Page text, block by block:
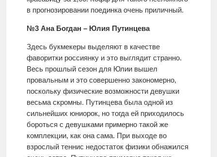
в прогнозировании поединка очень приличный.
№3 Ана Богдан – Юлия Путинцева
Здесь букмекеры выделяют в качестве
фаворитки россиянку и это выглядит странно.
Весь прошлый сезон для Юлии вышел
провальным и это совершенно закономерно,
поскольку физические возможности девушки
весьма скромны. Путинцева была одной из
сильнейших юниорок, но тогда ей приходилось
бороться с девушками примерно такой же
комплекции, как она сама. При выходе во
взрослый теннис недостаток физики обнажился